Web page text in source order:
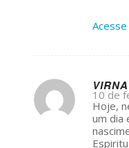
s
ays:
10 de
Hoje,
um dia